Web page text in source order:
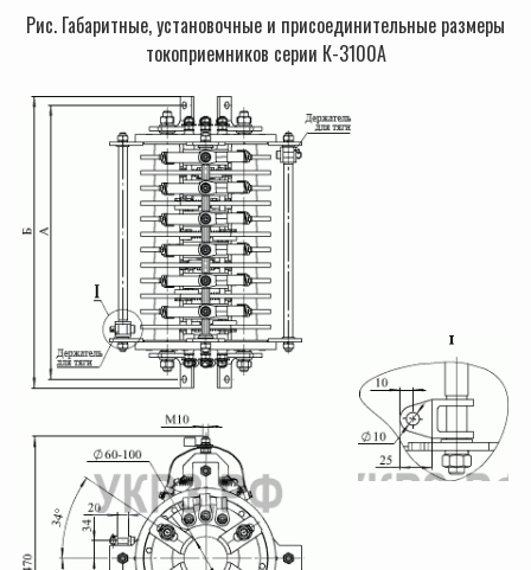
Рис. Габаритные, установочные и присоединительные размеры
токоприемников серии К-3100А